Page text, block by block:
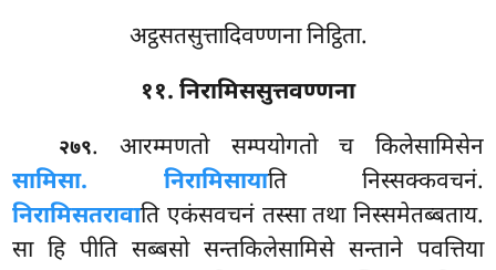
अट्ठसतसुत्तादिवण्णना निट्ठिता.
११. निरामिससुत्तवण्णना
२७९. आरम्मणतो सम्पयोगतो च किलेसामिसेन
सामिसा. निरामिसायाति निस्सक्कवचनं.
निरामिसतरावाति एकंसवचनं तस्सा तथा निस्समेतब्बताय.
सा हि पीति सब्बसो सन्तकिलेसामिसे सन्ताने पवत्तिया